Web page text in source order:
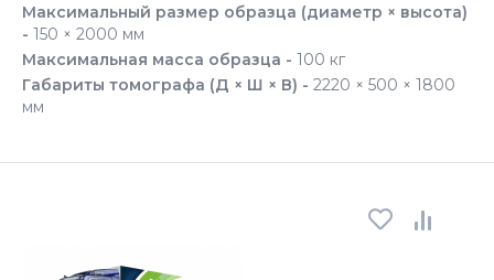
Максимальный размер образца (диаметр × высота)
- 150 × 2000 мм
Максимальная масса образца - 100 кг
Габариты томографа (Д × Ш × В) - 2220 × 500 × 1800
мм